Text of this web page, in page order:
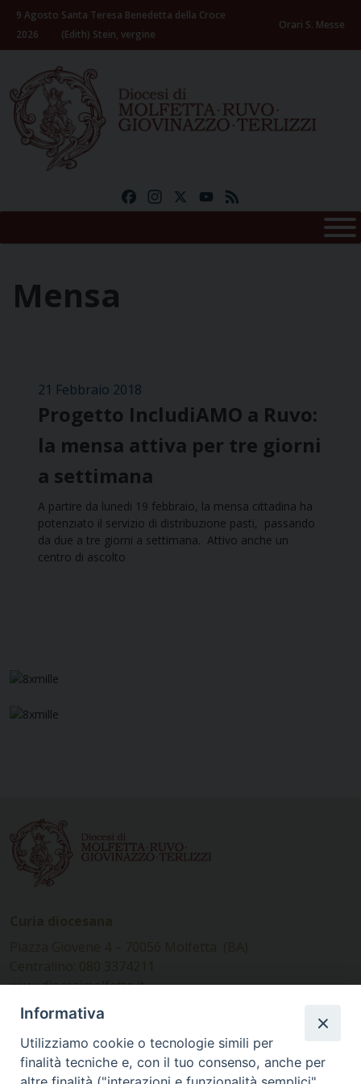
Skip
content
9 Agosto
2026
Santa Teresa Benedetta della Croce
(Edith) Stein, vergine
Orari S. Messe
FacebookInstagramYouTube
Mensa
21 Febbraio 2018
Progetto IncludiAMO a Ruvo:
la mensa attiva per tre giorni
a settimana
A partire da lunedi 19 febbraio, la mensa cittadina ha
potenziato il servizio di distribuzione pasti, passando
da due a tre giorni a settimana. Attivo anche un
centro di ascolto
www.diocesimolfetta.it –
diocesimolfetta@pec.chiesacattolica.it
Ufficio Comunicazioni sociali
Informativa
Utilizziamo cookie o tecnologie simili per
finalità tecniche e, con il tuo consenso, anche per